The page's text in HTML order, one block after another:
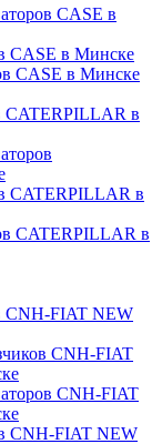
CASE в
CASE в Минске
CASE в Минске
CATERPILLAR в
CATERPILLAR в
CATERPILLAR в
CNH-FIAT NEW
CNH-FIAT
CNH-FIAT
CNH-FIAT NEW